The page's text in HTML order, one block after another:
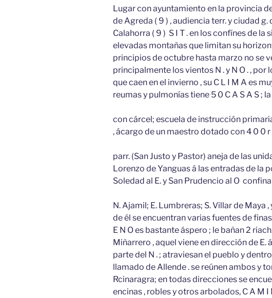
Lugar con ayuntamiento en la provincia
de Agreda ( 9 ) , audiencia terr. y ciudad g.
Calahorra ( 9 ) S I T . en los confínes de la
elevadas montañas que limitan su
principios de octubre hasta marzo no se
principalmente los vientos N . y N O . , por
que caen en el invierno , su C L I M A es
reumas y pulmonías tiene 5 0 C A S A S ;
con cárcel; escuela de instrucción
, ácargo de un maestro dotado con 4 0 0 r
parr. (San Justo y Pastor) aneja de las
Lorenzo de Yanguas á las entradas de la
Soledad al E. y San Prudencio al O confina
N. Ajamil; E. Lumbreras; S. Villar de Maya
de él se encuentran varias fuentes de
E N O es bastante áspero ; le bañan 2
Miñarrero , aquel viene en dirección de E.
parte del N . ; atraviesan el pueblo y
llamado de Allende . se reúnen ambos y
Rcinaragra; en todas direcciones se
encinas , robles y otros arbolados, C A M